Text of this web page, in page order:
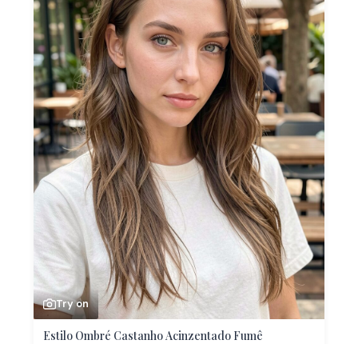
Try on
Estilo Ombré Castanho Acinzentado Fumê